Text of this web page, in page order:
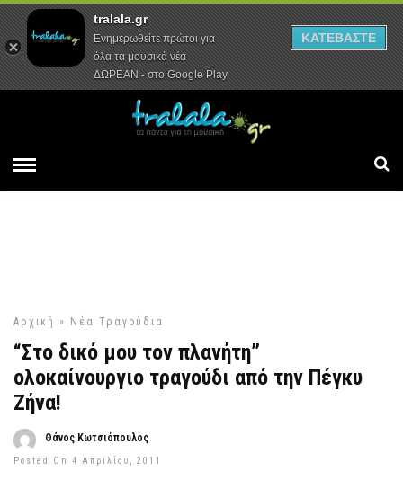
Αρχική Συνεντεύξεις Ρεπορτάζ
Αρχική » Νέα Τραγούδια
“Στο δικό μου τον πλανήτη”
ολοκαίνουργιο τραγούδι από την Πέγκυ
Ζήνα!
Θάνος Κωτσιόπουλος
Posted On 4 Απριλίου, 2011
tralala.gr
Ενημερωθείτε πρώτοι για
όλα τα μουσικά νέα
ΔΩΡΕΑΝ - στο Google Play
ΚΑΤΕΒΑΣΤΕ